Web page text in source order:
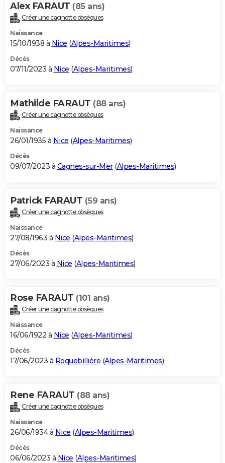
Alex FARAUT (85 ans)
Créer une cagnotte obsèques
Naissance
15/10/1938 à Nice (Alpes-Maritimes)
Décès
07/11/2023 à Nice (Alpes-Maritimes)
Mathilde FARAUT (88 ans)
Créer une cagnotte obsèques
Naissance
26/01/1935 à Nice (Alpes-Maritimes)
Décès
09/07/2023 à Cagnes-sur-Mer(Alpes-Maritimes)
Patrick FARAUT (59 ans)
Créer une cagnotte obsèques
Naissance
27/08/1963 à Nice (Alpes-Maritimes)
Décès
27/06/2023 à Nice (Alpes-Maritimes)
Rose FARAUT (101 ans)
Créer une cagnotte obsèques
Naissance
16/06/1922 à Nice (Alpes-Maritimes)
Décès
17/06/2023 à Roquebillière (Alpes-Maritimes)
Rene FARAUT (88 ans)
Créer une cagnotte obsèques
Naissance
26/06/1934 à Nice (Alpes-Maritimes)
Décès
06/06/2023 à Nice (Alpes-Maritimes)